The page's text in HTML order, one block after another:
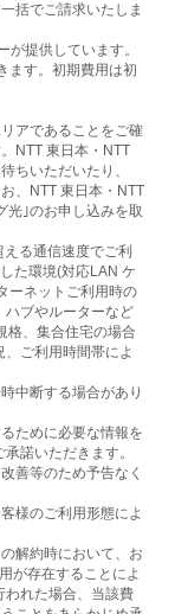
括でご請求いたしま
提供しています。
ます。初期費用は初
アであることをご確
NTT 東日本・NTT
ちいただいたり、
、NTT 東日本・NTT
光｣のお申し込みを取
る通信速度でご利
た環境(対応LAN ケ
ーネットご利用時の
ハブやルーターなど
格、集合住宅の場合
ご利用時間帯によ
中断する場合があり
ために必要な情報を
諾いただきます。
善等のため予告なく
様のご利用形態によ
解約時において、お
が存在することによ
われた場合、当該費